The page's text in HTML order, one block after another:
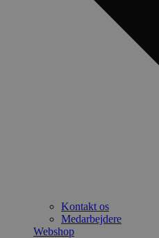
Kontakt os
Medarbejdere
Webshop